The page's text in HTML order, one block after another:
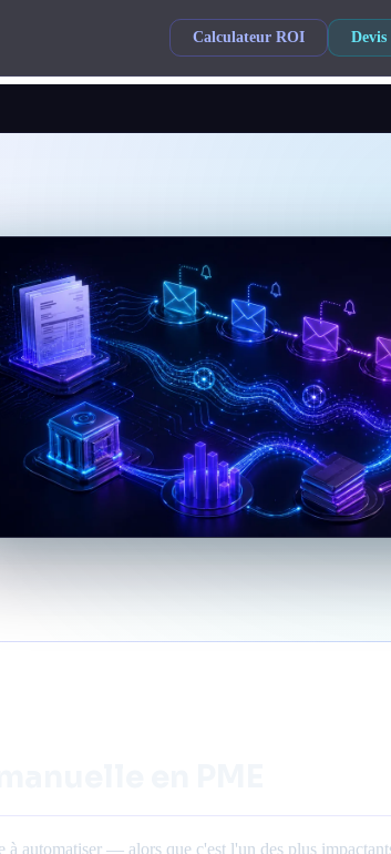
Calculateur ROI
automatiser — alors que c'est l'un des plus